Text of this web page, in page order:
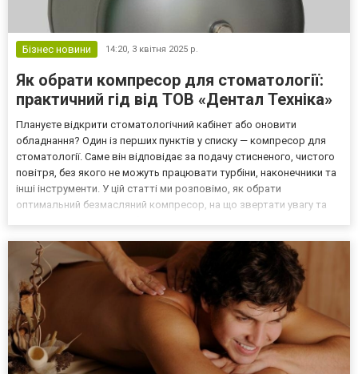
Бізнес новини 14:20, 3 квітня 2025 р.
Як обрати компресор для стоматології:
практичний гід від ТОВ «Дентал Техніка»
Плануєте відкрити стоматологічний кабінет або оновити
обладнання? Один із перших пунктів у списку — компресор для
стоматології. Саме він відповідає за подачу стисненого, чистого
повітря, без якого не можуть працювати турбіни, наконечники та
інші інструменти. У цій статті ми розповімо, як обрати
оптимальний безмасляний компресор, на що звертати увагу та